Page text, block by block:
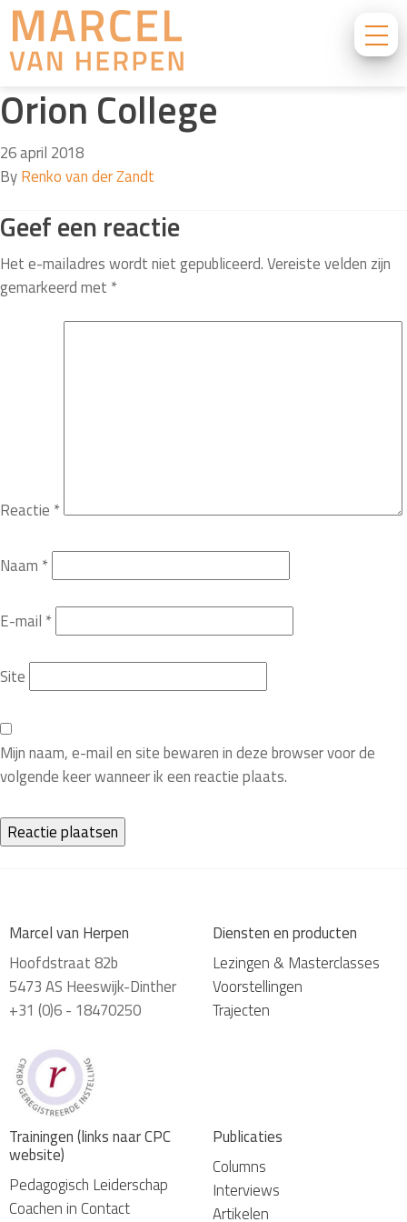
Orion College
26 april 2018
ByRenko van der Zandt
Geef een reactie
Het e-mailadres wordt niet gepubliceerd.Vereiste velden zijn
gemarkeerd met *
Reactie *
Naam *
E-mail *
Site
Mijn naam, e-mail en site bewaren in deze browser voor de
volgende keer wanneer ik een reactie plaats.
Marcel van Herpen
Hoofdstraat 82b
5473 AS Heeswijk-Dinther
+31 (0)6 - 18470250
Diensten en producten
Lezingen & Masterclasses
Voorstellingen
Trajecten
Trainingen (links naar CPC
website)
Pedagogisch Leiderschap
Coachen in Contact
Publicaties
Columns
Interviews
Artikelen